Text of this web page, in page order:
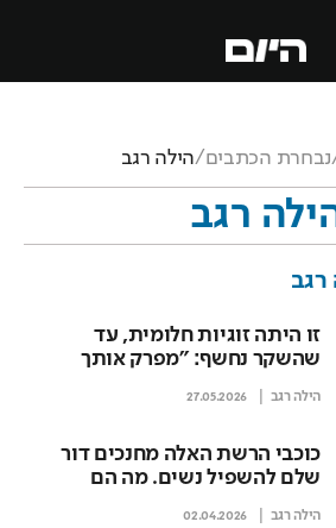
נבחרת הכתבים/הילה רגב
רגב
רגב
זו היתה זוגיות חלומית, עד
שהשקר נחשף: "מפרק אותך
הילה רגב 27.05.2026
כוכבי הרשת האלה מחנכים דור
שלם להשפיל נשים. מה הם
הילה רגב 02.04.2026